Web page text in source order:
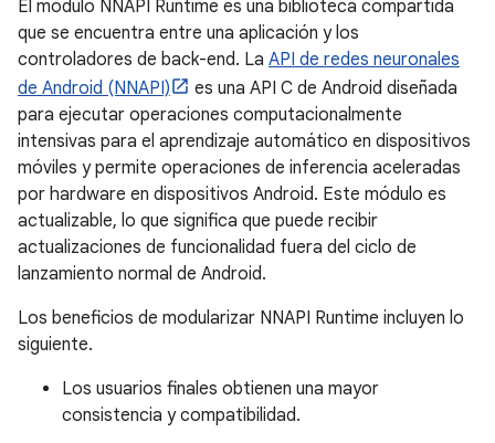
El módulo NNAPI Runtime es una biblioteca compartida
que se encuentra entre una aplicación y los
controladores de back-end. La API de redes neuronales
de Android (NNAPI)
es una API C de Android diseñada
para ejecutar operaciones computacionalmente
intensivas para el aprendizaje automático en dispositivos
móviles y permite operaciones de inferencia aceleradas
por hardware en dispositivos Android. Este módulo es
actualizable, lo que significa que puede recibir
actualizaciones de funcionalidad fuera del ciclo de
lanzamiento normal de Android.
Los beneficios de modularizar NNAPI Runtime incluyen lo
siguiente.
Los usuarios finales obtienen una mayor
consistencia y compatibilidad.